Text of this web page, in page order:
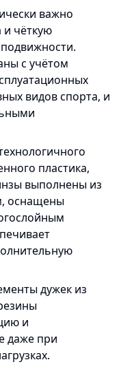
важно
и чёткую
с учётом
видов спорта, и
пластика,
выполнены из
оснащены
дужек из
и
даже при